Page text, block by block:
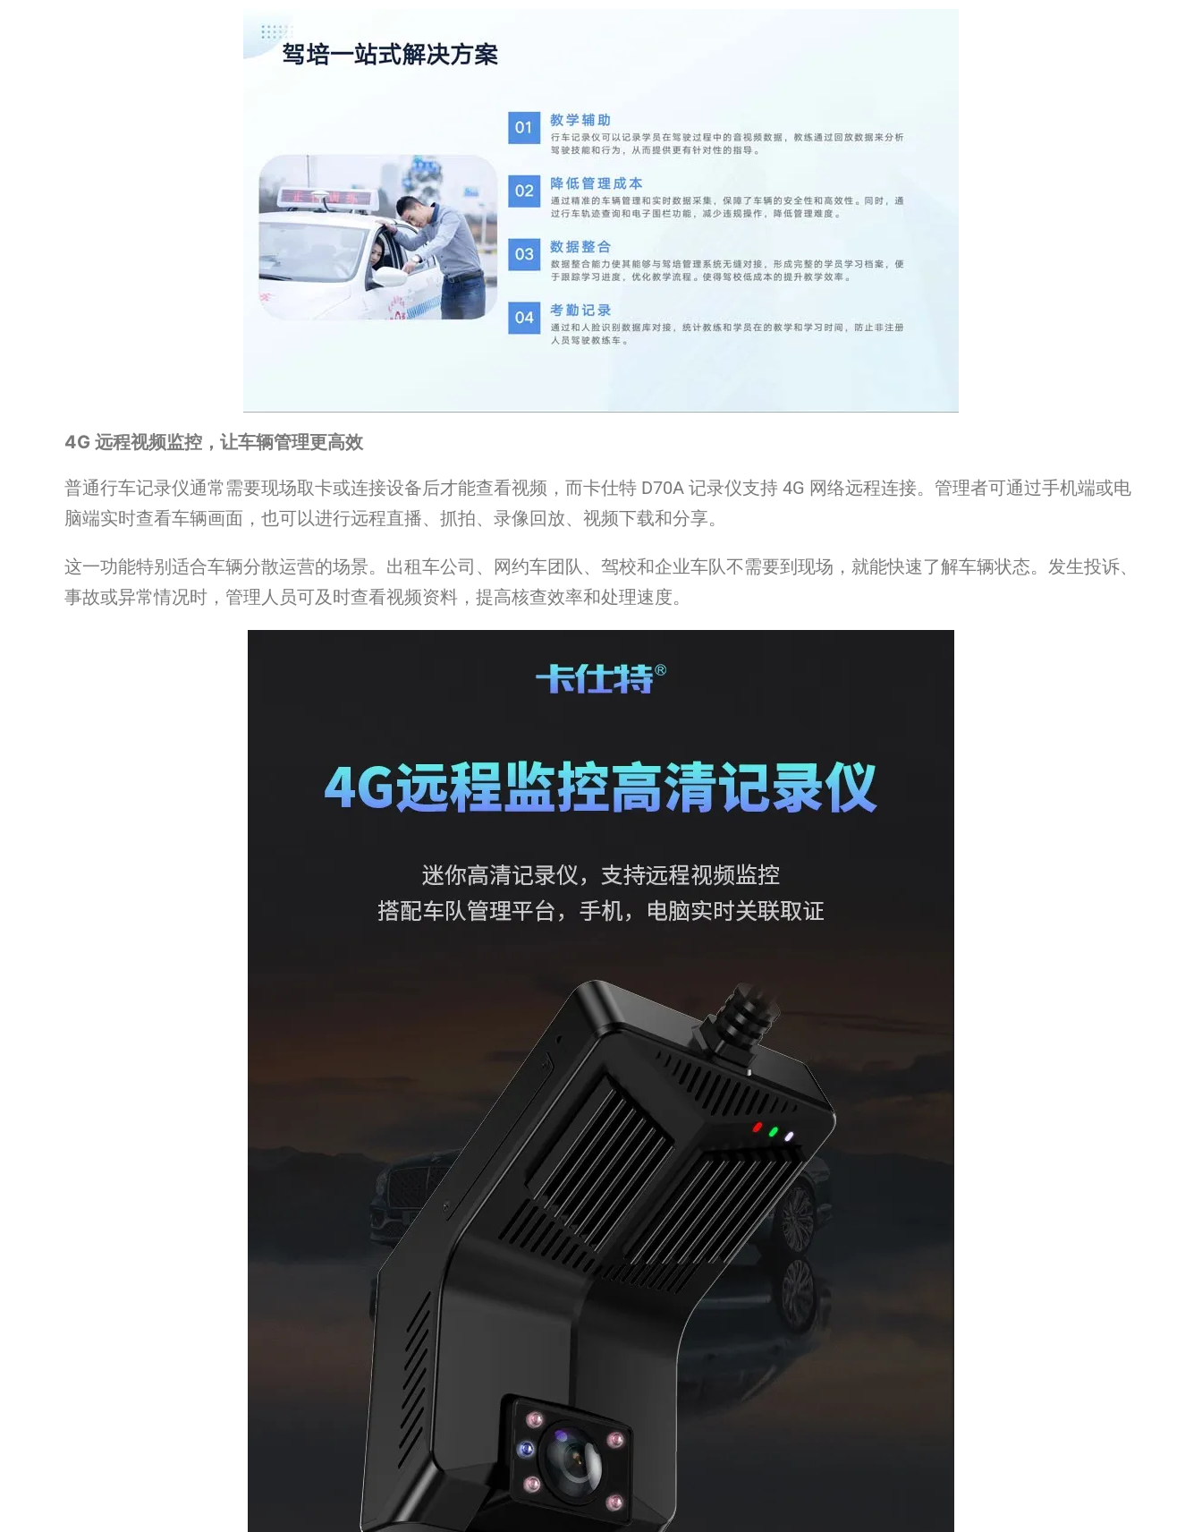
4G 远程视频监控，让车辆管理更高效
普通行车记录仪通常需要现场取卡或连接设备后才能查看视频，而卡仕特 D70A 记录仪支持 4G 网络远程连接。管理者可通过手机端或电
脑端实时查看车辆画面，也可以进行远程直播、抓拍、录像回放、视频下载和分享。
这一功能特别适合车辆分散运营的场景。出租车公司、网约车团队、驾校和企业车队不需要到现场，就能快速了解车辆状态。发生投诉、
事故或异常情况时，管理人员可及时查看视频资料，提高核查效率和处理速度。